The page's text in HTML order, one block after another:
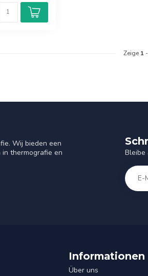
Zeige 1 -
Wij bieden een
thermografie en
Bleibe
Informationen
Über uns